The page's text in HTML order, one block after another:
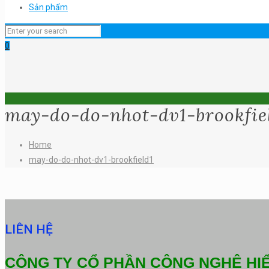
Sản phẩm
0
may-do-do-nhot-dv1-
Home
may-do-do-nhot-dv1-brookfield1
LIÊN HỆ
CÔNG TY CỔ PHẦN CÔNG NGHỆ